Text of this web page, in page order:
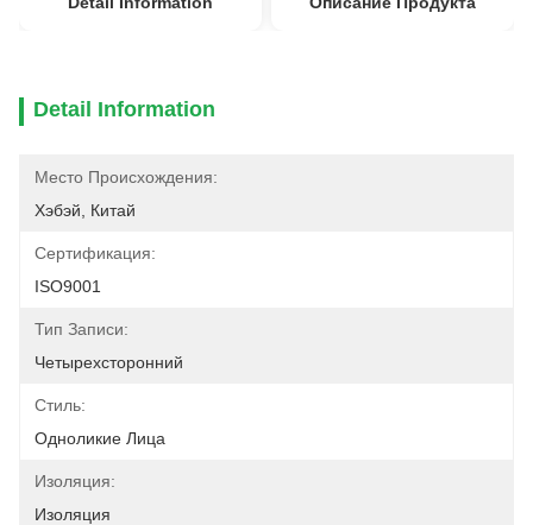
Detail Information
Место Происхождения:
Хэбэй, Китай
Сертификация:
ISO9001
Тип Записи:
Четырехсторонний
Стиль:
Одноликие Лица
Изоляция:
Изоляция